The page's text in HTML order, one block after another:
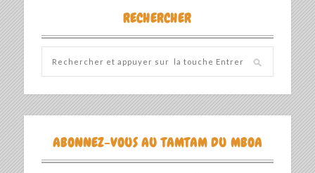
RECHERCHER
ABONNEZ-VOUS AU TAMTAM DU MBOA